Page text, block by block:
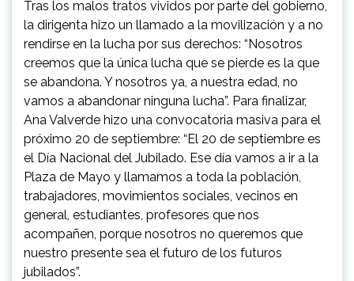
Tras los malos tratos vividos por parte del gobierno,
la dirigenta hizo un llamado a la movilización y a no
rendirse en la lucha por sus derechos: “Nosotros
creemos que la única lucha que se pierde es la que
se abandona. Y nosotros ya, a nuestra edad, no
vamos a abandonar ninguna lucha”. Para finalizar,
Ana Valverde hizo una convocatoria masiva para el
próximo 20 de septiembre: “El 20 de septiembre es
el Día Nacional del Jubilado. Ese día vamos a ir a la
Plaza de Mayo y llamamos a toda la población,
trabajadores, movimientos sociales, vecinos en
general, estudiantes, profesores que nos
acompañen, porque nosotros no queremos que
nuestro presente sea el futuro de los futuros
jubilados”.